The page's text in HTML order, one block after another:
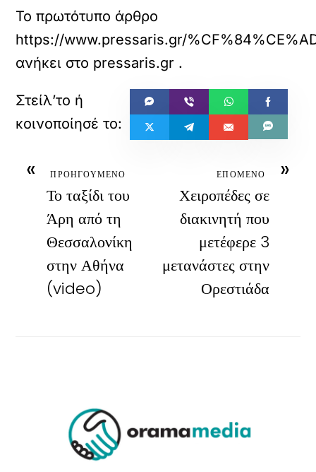
Το πρωτότυπο άρθρο
https://www.pressaris.gr/
ανήκει στο pressaris.gr .
« ΠΡΟΗΓΟΥΜΕΝΟ
Το ταξίδι του
Άρη από τη
Θεσσαλονίκη
στην Αθήνα
(video)
»
ΕΠΟΜΕΝΟ
Χειροπέδες σε
διακινητή που
μετέφερε 3
μετανάστες στην
Ορεστιάδα